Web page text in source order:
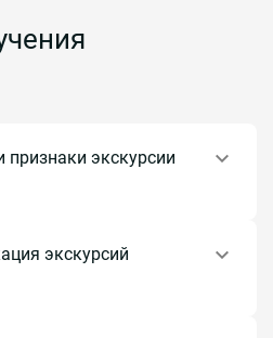
экскурсии
экскурсии, ее тематика.
экскурсий